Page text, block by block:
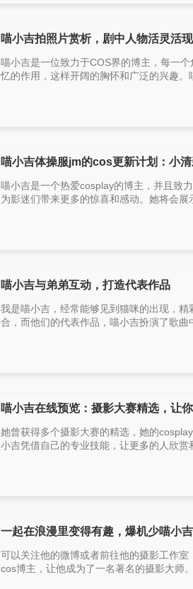
喵小吉拍照片赏析，剧中人物活灵活现
喵小吉是一位致力于COS界的博主，每一
忆的作用，这样开阔的胸怀和广泛的兴趣
喵小吉体操服jm的cos更新计划：小
喵小吉是一个热爱cosplay的博主，并且致
为影迷们带来更多的惊喜和感动。她将会
喵小吉与弟弟互动，打造代表作品
我是喵小吉，经常能够见到猫咪的出现，
合，而他们的代表作品，喵小吉扮演了歌
喵小吉在线预览：摄影大赛精选，让
她曾获得多个摄影大赛的精选，她的
小吉凭借自己的专业技能，让更多的人欣
一起在浪漫里变得有趣，爆机少喵小
可以关注他的微博或者前往他的摄影工作
cos博主，让他成为了一名著名的摄影大师